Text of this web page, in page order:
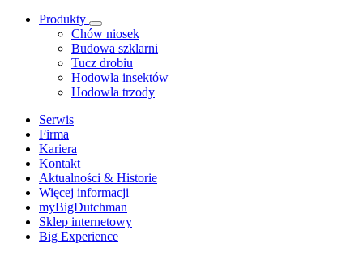
Produkty
Chów niosek
Budowa szklarni
Tucz drobiu
Hodowla insektów
Hodowla trzody
Serwis
Firma
Kariera
Kontakt
Aktualności & Historie
Więcej informacji
myBigDutchman
Sklep internetowy
Big Experience